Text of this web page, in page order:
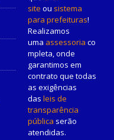
site ou sistema
para prefeituras!
Realizamos
uma assessoria co
mpleta, onde
garantimos em
contrato que todas
as exigências
das leis de
transparência
pública serão
atendidas.